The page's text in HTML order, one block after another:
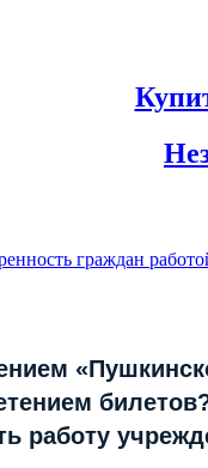
граждан
работу